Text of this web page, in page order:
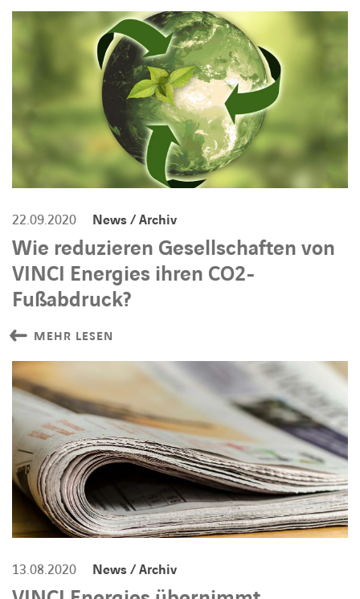
22.09.2020 News / Archiv
Wie reduzieren Gesellschaften von
VINCI Energies ihren CO2-
Fußabdruck?
MEHR LESEN
13.08.2020 News / Archiv